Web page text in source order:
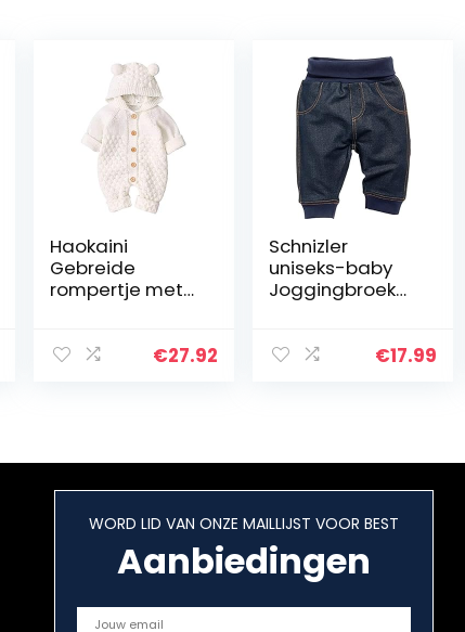
Haokaini
Gebreide
rompertje met
en babyoren
€27.92
Schnizler
uniseks-baby
Joggingbroek
Optik
€17.99
WORD LID VAN ONZE MAILLIJST VOOR BEST
Aanbiedingen